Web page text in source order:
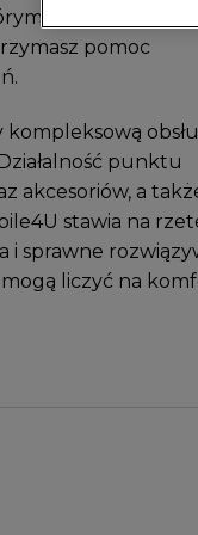
szybko załatwisz
pomoc
punktu
akcesoriów, a
stawia na
i sprawne
liczyć na